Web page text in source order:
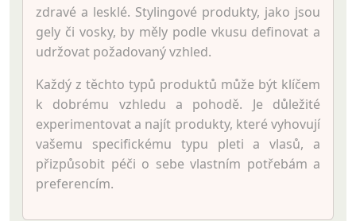
zdravé a lesklé. Stylingové produkty, jako jsou
gely či vosky, by měly podle vkusu definovat a
udržovat požadovaný vzhled.
Každý z těchto typů produktů může být klíčem
k dobrému vzhledu a pohodě. Je důležité
experimentovat a najít produkty, které vyhovují
vašemu specifickému typu pleti a vlasů, a
přizpůsobit péči o sebe vlastním potřebám a
preferencím.